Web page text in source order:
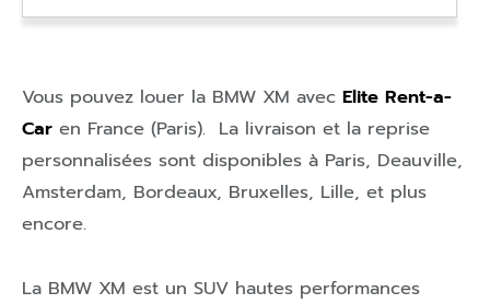
Vous pouvez louer la BMW XM avec Elite Rent-a-
Car en France (Paris). La livraison et la reprise
personnalisées sont disponibles à Paris, Deauville,
Amsterdam, Bordeaux, Bruxelles, Lille, et plus
encore.
La BMW XM est un SUV hautes performances